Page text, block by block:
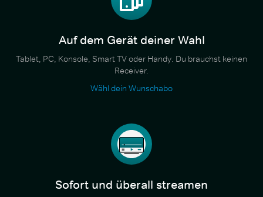
Auf dem Gerät deiner Wahl
Tablet, PC, Konsole, Smart TV oder Handy. Du brauchst keinen
Receiver.
Wähl dein Wunschabo
Sofort und überall streamen